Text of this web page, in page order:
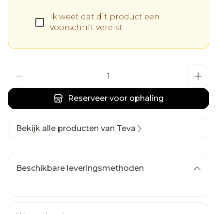
Ik weet dat dit product een
voorschrift vereist.
Reserveer voor ophaling
Bekijk alle producten van Teva
Beschikbare leveringsmethoden